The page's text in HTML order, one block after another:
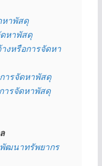
หาพัสดุ
หาพัสดุ
งหรือการจัดหา
ารจัดหาพัสดุ
ารจัดหาพัสดุ
ฒนาทรัพยากร